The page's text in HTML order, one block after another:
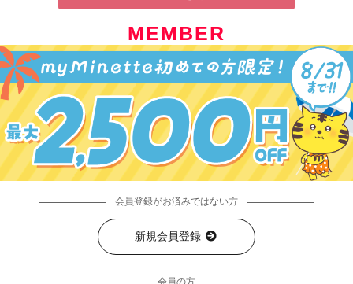
MEMBER
会員登録がお済みではない方
新規会員登録